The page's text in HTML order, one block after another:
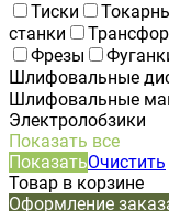
Тиски
станки
Фрезы
Шлифовальные
Шлифовальные
Электролобзики
Показать все
ПоказатьОчистить
Товар в корзине
Оформление